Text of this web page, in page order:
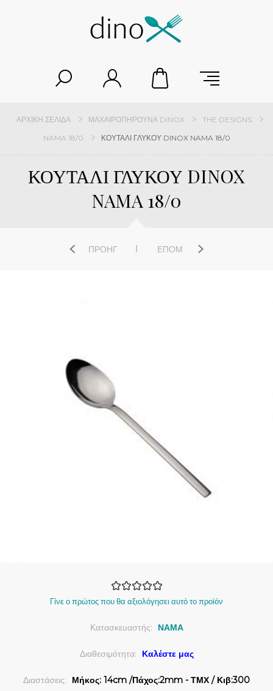
ΑΡΧΙΚΉ ΣΕΛΊΔΑ ΜΑΧΑΙΡΟΠΉΡΟΥΝΑ DINOX
THE DESIGNS
NAMA 18/0
ΚΟΥΤΑΛΙ ΓΛΥΚΟΥ DINOX NAMA 18/0
ΚΟΥΤΑΛΙ ΓΛΥΚΟΥ DINOX
NAMA 18/0
ΠΡΟΗΓ ΕΠΌΜ
Γίνε ο πρώτος που θα αξιολόγησει αυτό το προϊόν
Κατασκευαστής: ΝΑΜΑ
Διαθεσιμότητα: Καλέστε μας
Διαστάσεις:
Μήκος: 14cm /Πάχος:2mm - ΤΜΧ / Κιβ:300